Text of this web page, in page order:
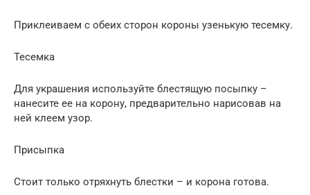
Приклеиваем с обеих сторон короны узенькую тесемку.
Тесемка
Для украшения используйте блестящую посыпку –
нанесите ее на корону, предварительно нарисовав на
ней клеем узор.
Присыпка
Стоит только отряхнуть блестки – и корона готова.